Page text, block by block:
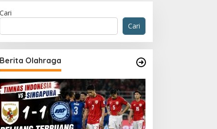
Cari
Cari
Berita Olahraga